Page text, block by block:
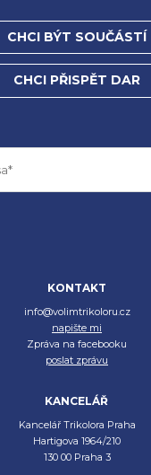
CHCI BÝT SOUČÁSTÍ
CHCI PŘISPĚT DAR
KONTAKT
info@volimtrikoloru.cz
napište mi
Zpráva na facebooku
poslat zprávu
KANCELÁŘ
Kancelář Trikolora Praha
Hartigova 1964/210
130 00 Praha 3